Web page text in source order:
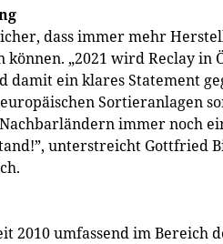
dass immer mehr
„2021 wird Reclay in
ein klares Statement
Sortieranlagen
immer noch
unterstreicht Gottfried
2010 umfassend im